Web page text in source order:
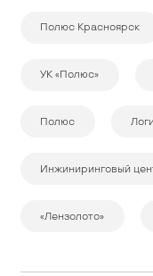
Полюс Красноярск
УК «Полюс»
Полюс
Инжиниринговый
«Лензолото»